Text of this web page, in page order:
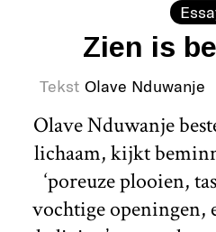
Zien is
Tekst Olave Nduwanje
Olave Nduwanje
lichaam, kijkt
‘poreuze plooien,
vochtige openingen,